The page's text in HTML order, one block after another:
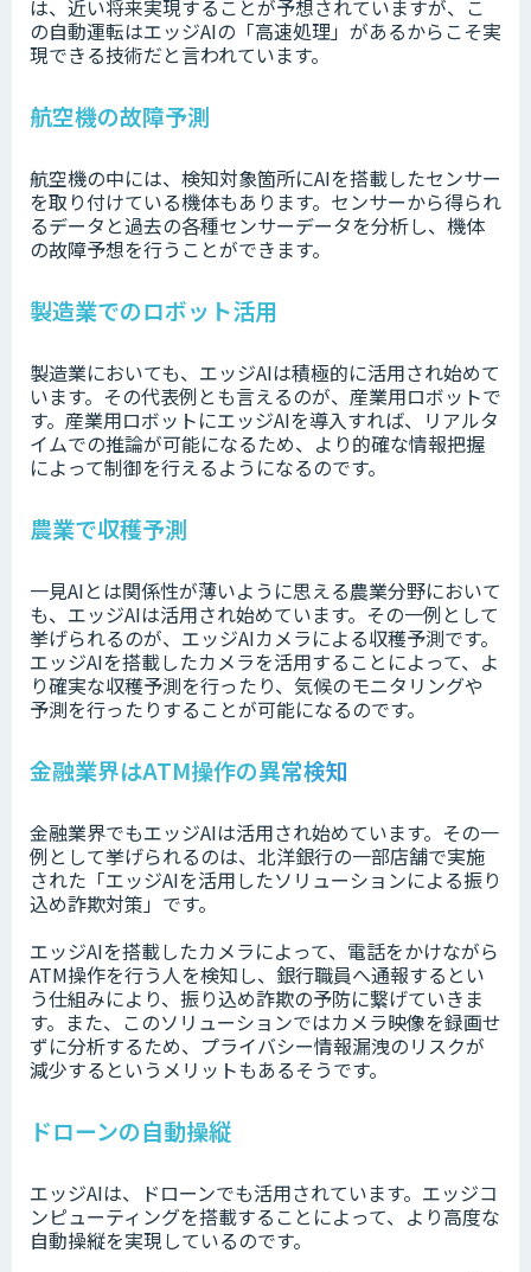
は、近い将来実現することが予想されていますが、こ
の自動運転はエッジAIの「高速処理」があるからこそ実
現できる技術だと言われています。
航空機の故障予測
航空機の中には、検知対象箇所にAIを搭載したセンサー
を取り付けている機体もあります。センサーから得られ
るデータと過去の各種センサーデータを分析し、機体
の故障予想を行うことができます。
製造業でのロボット活用
製造業においても、エッジAIは積極的に活用され始めて
います。その代表例とも言えるのが、産業用ロボットで
す。産業用ロボットにエッジAIを導入すれば、リアルタ
イムでの推論が可能になるため、より的確な情報把握
によって制御を行えるようになるのです。
農業で収穫予測
一見AIとは関係性が薄いように思える農業分野において
も、エッジAIは活用され始めています。その一例として
挙げられるのが、エッジAIカメラによる収穫予測です。
エッジAIを搭載したカメラを活用することによって、よ
り確実な収穫予測を行ったり、気候のモニタリングや
予測を行ったりすることが可能になるのです。
金融業界はATM操作の異常検知
金融業界でもエッジAIは活用され始めています。その一
例として挙げられるのは、北洋銀行の一部店舗で実施
された「エッジAIを活用したソリューションによる振り
込め詐欺対策」です。
エッジAIを搭載したカメラによって、電話をかけながら
ATM操作を行う人を検知し、銀行職員へ通報するとい
う仕組みにより、振り込め詐欺の予防に繋げていきま
す。また、このソリューションではカメラ映像を録画せ
ずに分析するため、プライバシー情報漏洩のリスクが
減少するというメリットもあるそうです。
ドローンの自動操縦
エッジAIは、ドローンでも活用されています。エッジコ
ンピューティングを搭載することによって、より高度な
自動操縦を実現しているのです。